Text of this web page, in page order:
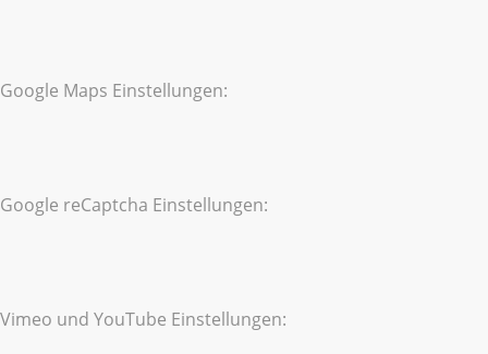
Google Maps Einstellungen:
Google reCaptcha Einstellungen:
Vimeo und YouTube Einstellungen: